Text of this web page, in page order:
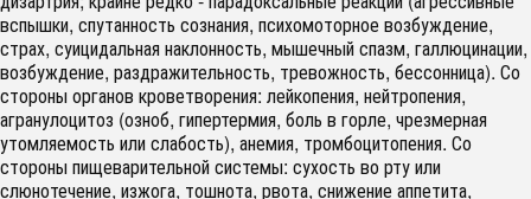
вспышки, спутанность сознания, психомоторное возбуждение,
страх, суицидальная наклонность, мышечный спазм, галлюцинации,
возбуждение, раздражительность, тревожность, бессонница). Со
стороны органов кроветворения: лейкопения, нейтропения,
агранулоцитоз (озноб, гипертермия, боль в горле, чрезмерная
утомляемость или слабость), анемия, тромбоцитопения. Со
стороны пищеварительной системы: сухость во рту или
слюнотечение, изжога, тошнота, рвота, снижение аппетита,